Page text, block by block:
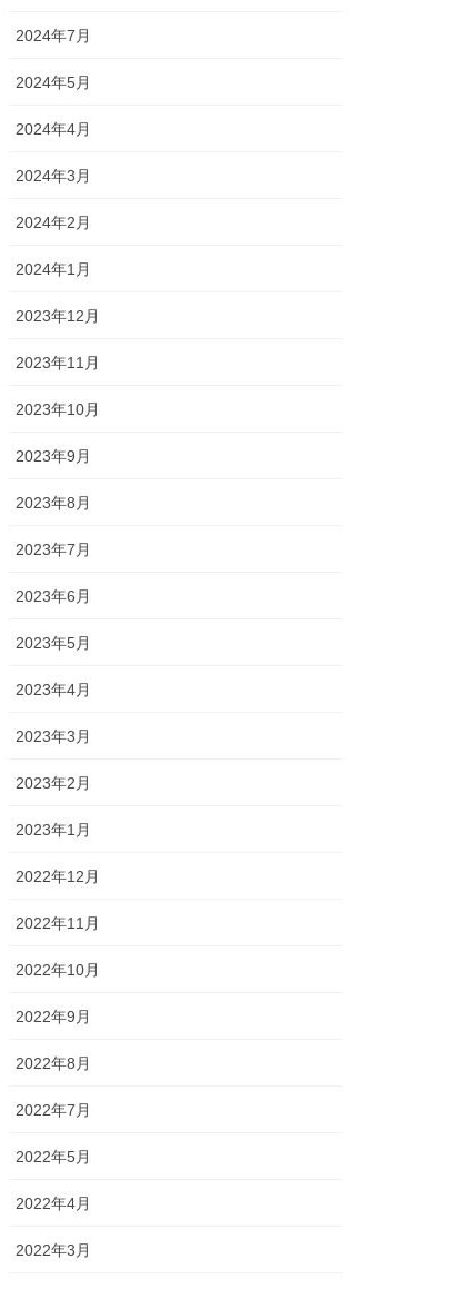
2024年7月
2024年5月
2024年4月
2024年3月
2024年2月
2024年1月
2023年12月
2023年11月
2023年10月
2023年9月
2023年8月
2023年7月
2023年6月
2023年5月
2023年4月
2023年3月
2023年2月
2023年1月
2022年12月
2022年11月
2022年10月
2022年9月
2022年8月
2022年7月
2022年5月
2022年4月
2022年3月